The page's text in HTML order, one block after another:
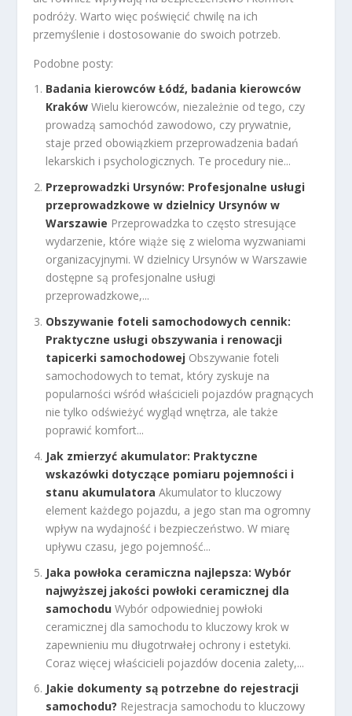
podróży. Warto więc poświęcić chwilę na ich
przemyślenie i dostosowanie do swoich potrzeb.
Podobne posty:
Badania kierowców Łódź, badania kierowców
Kraków Wielu kierowców, niezależnie od tego, czy
prowadzą samochód zawodowo, czy prywatnie,
staje przed obowiązkiem przeprowadzenia badań
lekarskich i psychologicznych. Te procedury nie...
Przeprowadzki Ursynów: Profesjonalne usługi
przeprowadzkowe w dzielnicy Ursynów w
Warszawie Przeprowadzka to często stresujące
wydarzenie, które wiąże się z wieloma wyzwaniami
organizacyjnymi. W dzielnicy Ursynów w Warszawie
dostępne są profesjonalne usługi
przeprowadzkowe,...
Obszywanie foteli samochodowych cennik:
Praktyczne usługi obszywania i renowacji
tapicerki samochodowej Obszywanie foteli
samochodowych to temat, który zyskuje na
popularności wśród właścicieli pojazdów pragnących
nie tylko odświeżyć wygląd wnętrza, ale także
poprawić komfort...
Jak zmierzyć akumulator: Praktyczne
wskazówki dotyczące pomiaru pojemności i
stanu akumulatora Akumulator to kluczowy
element każdego pojazdu, a jego stan ma ogromny
wpływ na wydajność i bezpieczeństwo. W miarę
upływu czasu, jego pojemność...
Jaka powłoka ceramiczna najlepsza: Wybór
najwyższej jakości powłoki ceramicznej dla
samochodu Wybór odpowiedniej powłoki
ceramicznej dla samochodu to kluczowy krok w
zapewnieniu mu długotrwałej ochrony i estetyki.
Coraz więcej właścicieli pojazdów docenia zalety,...
Jakie dokumenty są potrzebne do rejestracji
samochodu? Rejestracja samochodu to kluczowy